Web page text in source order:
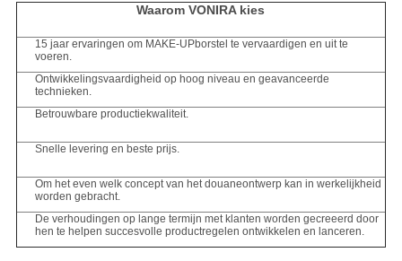
Waarom VONIRA kies
15 jaar ervaringen om MAKE-UPborstel te vervaardigen en uit te
voeren.
Ontwikkelingsvaardigheid op hoog niveau en geavanceerde
technieken.
Betrouwbare productiekwaliteit.
Snelle levering en beste prijs.
Om het even welk concept van het douaneontwerp kan in werkelijkheid
worden gebracht.
De verhoudingen op lange termijn met klanten worden gecreeerd door
hen te helpen succesvolle productregelen ontwikkelen en lanceren.